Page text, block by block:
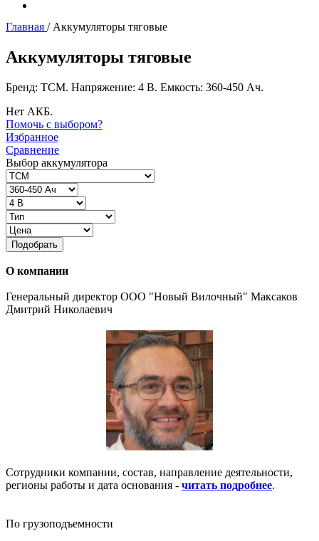
Главная / Аккумуляторы тяговые
Аккумуляторы тяговые
Бренд: TCM. Напряжение: 4 В. Емкость: 360-450 Ач.
Нет АКБ.
Помочь с выбором?
Избранное
Сравнение
Выбор аккумулятора
Подобрать
О компании
Генеральный директор ООО "Новый Вилочный" Максаков
Дмитрий Николаевич
Сотрудники компании, состав, направление деятельности,
регионы работы и дата основания - читать подробнее.
По грузоподъемности